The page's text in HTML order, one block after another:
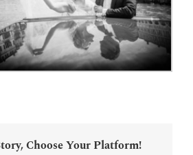
Choose Your Platform!